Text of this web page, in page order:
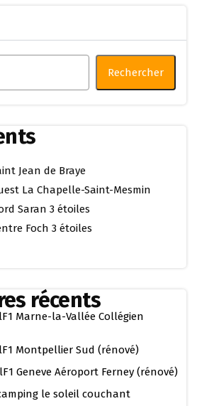
Rechercher
Jean de Braye
La Chapelle-Saint-Mesmin
Saran 3 étoiles
Foch 3 étoiles
récents
Marne-la-Vallée Collégien
Montpellier Sud (rénové)
Geneve Aéroport Ferney (rénové)
le soleil couchant